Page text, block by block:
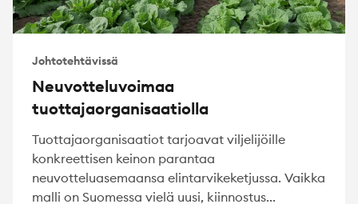
Johtotehtävissä
Neuvotteluvoimaa
tuottajaorganisaatiolla
Tuottajaorganisaatiot tarjoavat viljelijöille
konkreettisen keinon parantaa
neuvotteluasemaansa elintarvikeketjussa. Vaikka
malli on Suomessa vielä uusi, kiinnostus...